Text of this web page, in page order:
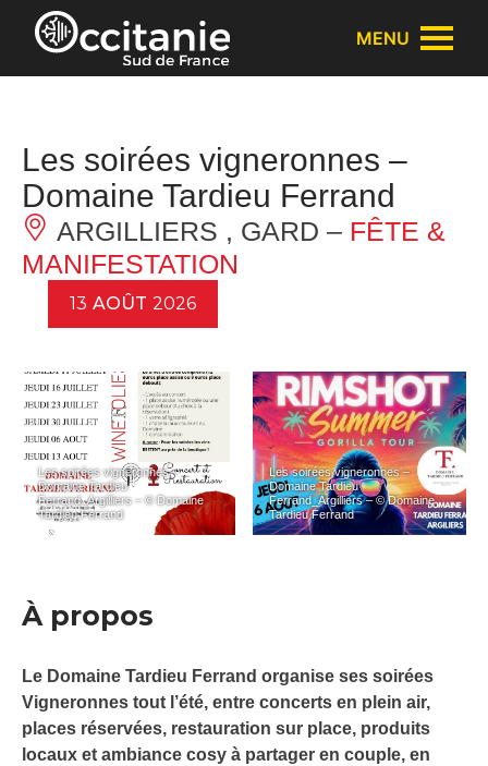
Panneau de gestion des cookies
MENU
Les soirées vigneronnes –
Domaine Tardieu Ferrand
ARGILLIERS , GARD – FÊTE &
MANIFESTATION
13 AOÛT 2026
Les soirées vigneronnes –
Domaine Tardieu
Ferrand_Argilliers – © Domaine
Tardieu Ferrand
Les soirées vigneronnes –
Domaine Tardieu
Ferrand_Argilliers – © Domaine
Tardieu Ferrand
À propos
Le Domaine Tardieu Ferrand organise ses soirées
Vigneronnes tout l’été, entre concerts en plein air,
places réservées, restauration sur place, produits
locaux et ambiance cosy à partager en couple, en